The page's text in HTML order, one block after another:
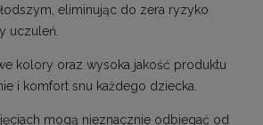
eliminując do zera ryzyko
uczuleń.
kolory oraz wysoka jakość produktu
i komfort snu każdego dziecka.
mogą nieznacznie odbiegać od